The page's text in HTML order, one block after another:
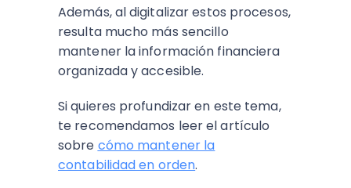
Además, al digitalizar estos procesos,
resulta mucho más sencillo
mantener la información financiera
organizada y accesible.
Si quieres profundizar en este tema,
te recomendamos leer el artículo
sobre cómo mantener la
contabilidad en orden.